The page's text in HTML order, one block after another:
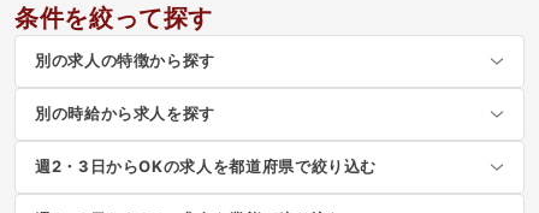
条件を絞って探す
別の求人の特徴から探す
別の時給から求人を探す
週2・3日からOKの求人を都道府県で絞り込む